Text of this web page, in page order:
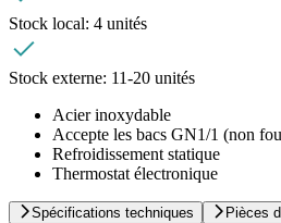
Stock local: 4 unités
Stock externe: 11-20 unités
Acier inoxydable
Accepte les bacs GN1/1 (non
Refroidissement statique
Thermostat électronique
Spécifications techniques Pièces